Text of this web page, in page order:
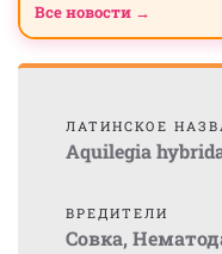
Все новости →
ЛАТИНСКОЕ
Aquilegia
ВРЕДИТЕЛИ
Совка,